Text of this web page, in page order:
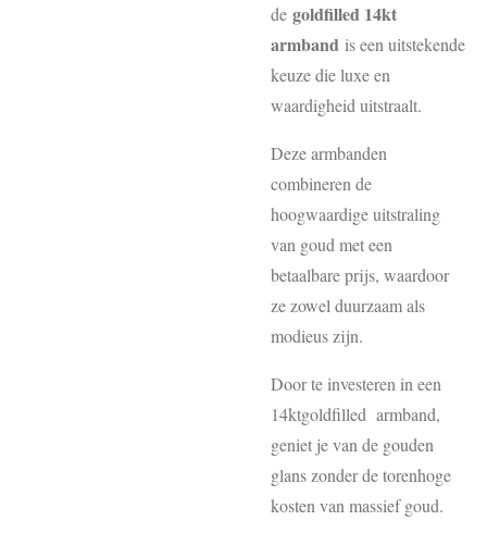
de goldfilled 14kt
armband is een uitstekende
keuze die luxe en
waardigheid uitstraalt.
Deze armbanden
combineren de
hoogwaardige uitstraling
van goud met een
betaalbare prijs, waardoor
ze zowel duurzaam als
modieus zijn.
Door te investeren in een
14ktgoldfilled armband,
geniet je van de gouden
glans zonder de torenhoge
kosten van massief goud.